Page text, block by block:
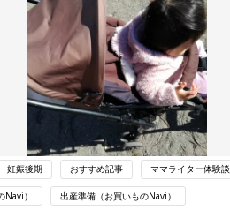
妊娠後期 おすすめ記事 ママライター体験談
） 出産準備（お買いものNavi）